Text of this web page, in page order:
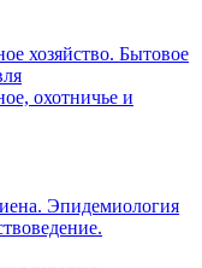
хозяйство. Бытовое
охотничье и
Эпидемиология